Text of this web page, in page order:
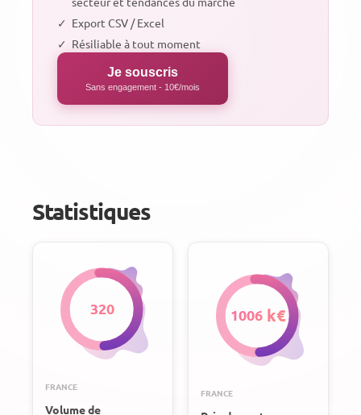
✓ Export CSV / Excel
✓ Résiliable à tout moment
Je souscris
Sans engagement - 10€/mois
Statistiques
320
FRANCE
Volume de
1006
FRANCE